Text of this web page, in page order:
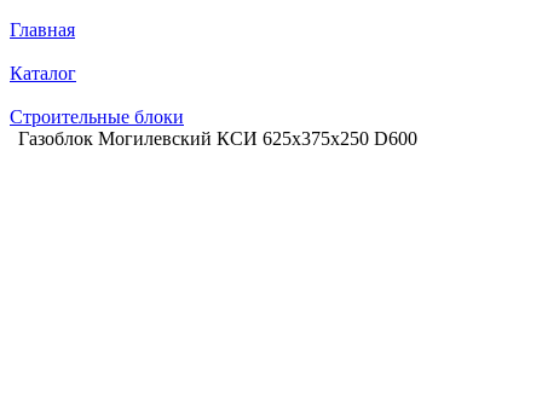
Главная
Каталог
Строительные блоки
Газоблок Могилевский КСИ 625х375х250 D600